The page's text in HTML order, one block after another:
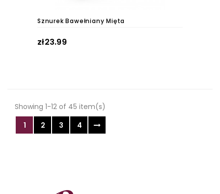
Sznurek Bawełniany Mięta
zł23.99
Showing 1-12 of 45 item(s)
1
2 3 4